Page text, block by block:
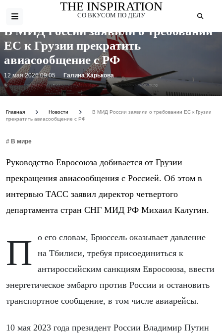
THE INSPIRATION
СО ВКУСОМ ПО ДЕЛУ
Фото: https://img.gazeta.press/files3/312/17222312/13-pic_32ratio_600x400-600x400-78028.jpg
В МИД России заявили о требовании
ЕС к Грузии прекратить
авиасообщение с РФ
12 мая 2026 09:05 Галина Харькова
Главная Новости
В МИД России заявили о требовании ЕС к Грузии
прекратить авиасообщение с РФ
# В мире
Руководство Евросоюза добивается от Грузии
прекращения авиасообщения с Россией. Об этом в
интервью ТАСС заявил директор четвертого
департамента стран СНГ МИД РФ Михаил Калугин.
По его словам, Брюссель оказывает давление
на Тбилиси, требуя присоединиться к
антироссийским санкциям Евросоюза, ввести
энергетическое эмбарго против России и остановить
транспортное сообщение, в том числе авиарейсы.
10 мая 2023 года президент России Владимир Путин